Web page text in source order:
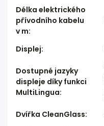
Délka elektrického
přívodního kabelu
v m:
Displej:
Dostupné jazyky
displeje díky funkci
MultiLingua:
Dvířka CleanGlass: